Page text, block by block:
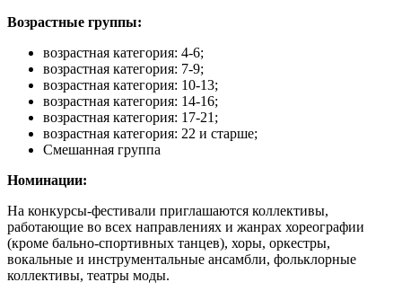
Возрастные группы:
возрастная категория: 4-6;
возрастная категория: 7-9;
возрастная категория: 10-13;
возрастная категория: 14-16;
возрастная категория: 17-21;
возрастная категория: 22 и старше;
Смешанная группа
Номинации:
На конкурсы-фестивали приглашаются коллективы,
работающие во всех направлениях и жанрах хореографии
(кроме бально-спортивных танцев), хоры, оркестры,
вокальные и инструментальные ансамбли, фольклорные
коллективы, театры моды.